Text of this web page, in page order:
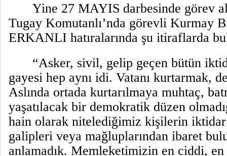
Yine 27 MAYIS darbesinde görev
Tugay Komutanlı’nda görevli Kurmay
ERKANLI hatıralarında şu itiraflarda
“Asker, sivil, gelip geçen bütün
gayesi hep aynı idi. Vatanı kurtarmak,
Aslında ortada kurtarılmaya muhtaç,
yaşatılacak bir demokratik düzen
hain olarak nitelediğimiz kişilerin
galipleri veya mağluplarından ibaret
anlamadık. Memleketimizin en ciddi,